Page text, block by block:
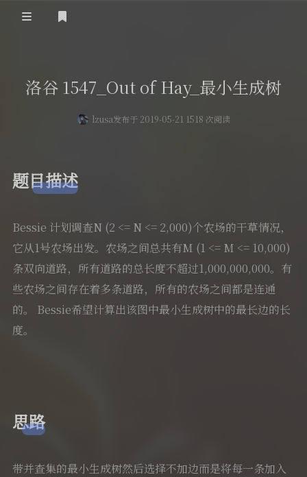
留言板
归档
关于
洛谷 1547_Out of Hay_最小生成树
lzusa发布于 2019-05-21 1518 次阅读
题目描述
Bessie 计划调查N (2 <= N <= 2,000)个农场的干草情况，
它从1号农场出发。农场之间总共有M (1 <= M <= 10,000)
条双向道路，所有道路的总长度不超过1,000,000,000。有
些农场之间存在着多条道路，所有的农场之间都是连通
的。 Bessie希望计算出该图中最小生成树中的最长边的长
度。
思路
带并查集的最小生成树然后选择不加边而是将每一条加入